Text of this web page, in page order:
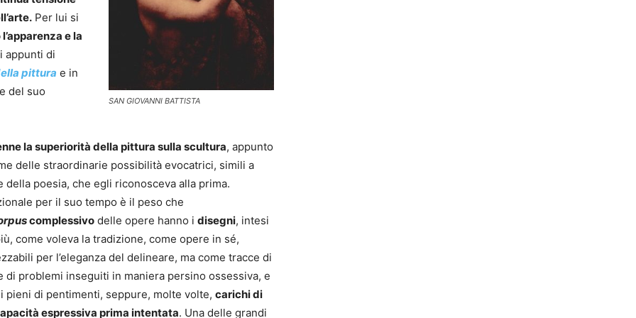
SAN GIOVANNI BATTISTA
Per lui si
e la
appunti di
pittura e in
del suo
la superiorità della pittura sulla scultura, appunto
delle straordinarie possibilità evocatrici, simili a
della poesia, che egli riconosceva alla prima.
per il suo tempo è il peso che
complessivo delle opere hanno i disegni, intesi
come voleva la tradizione, come opere in sé,
per l’eleganza del delineare, ma come tracce di
di problemi inseguiti in maniera persino ossessiva, e
pieni di pentimenti, seppure, molte volte, carichi di
espressiva prima intentata. Una delle grandi